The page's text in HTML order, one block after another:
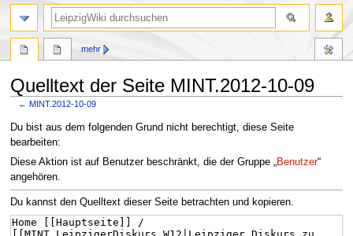
Quelltext der Seite MINT.2012-10-09
←MINT.2012-10-09
Zur
Navigation
springen
Zur
Suche
springen
Du bist aus dem folgenden Grund nicht berechtigt, diese Seite
bearbeiten:
Diese Aktion ist auf Benutzer beschränkt, die der Gruppe „Benutzer“
angehören.
Du kannst den Quelltext dieser Seite betrachten und kopieren.
mehr